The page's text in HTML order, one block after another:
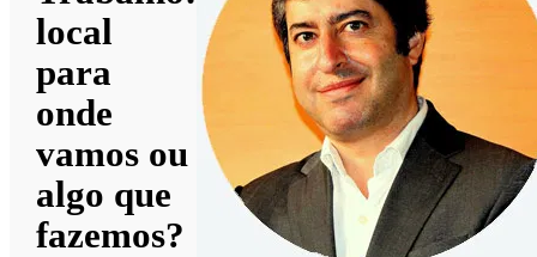
local
para
onde
vamos ou
algo que
fazemos?